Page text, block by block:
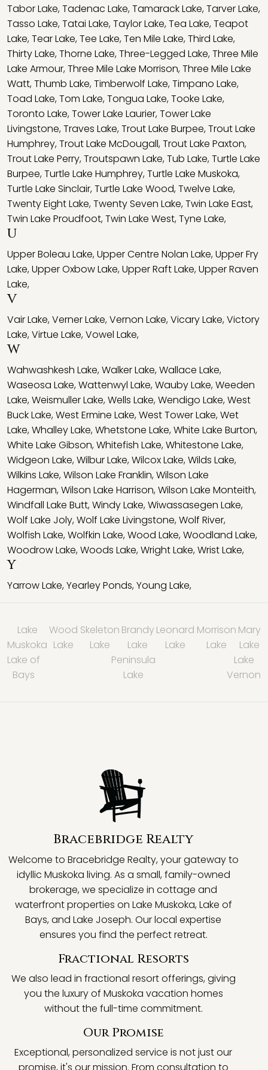
Tabor Lake,Tadenac Lake,Tamarack Lake,Tarver Lake,
Tasso Lake,Tatai Lake,Taylor Lake,Tea Lake,Teapot
Lake,Tear Lake,Tee Lake,Ten Mile Lake,Third Lake,
Thirty Lake,Thorne Lake,Three-Legged Lake,Three Mile
Lake Armour,Three Mile Lake Morrison,Three Mile Lake
Watt,Thumb Lake,Timberwolf Lake,Timpano Lake,
Toad Lake,Tom Lake,Tongua Lake,Tooke Lake,
Toronto Lake,Tower Lake Laurier,Tower Lake
Livingstone,Traves Lake,Trout Lake Burpee,Trout Lake
Humphrey,Trout Lake McDougall,Trout Lake Paxton,
Trout Lake Perry,Troutspawn Lake,Tub Lake,Turtle Lake
Burpee,Turtle Lake Humphrey,Turtle Lake Muskoka,
Turtle Lake Sinclair,Turtle Lake Wood,Twelve Lake,
Twenty Eight Lake,Twenty Seven Lake,Twin Lake East,
Twin Lake Proudfoot,Twin Lake West,Tyne Lake,
U
Upper Boleau Lake,Upper Centre Nolan Lake,Upper Fry
Lake,Upper Oxbow Lake,Upper Raft Lake,Upper Raven
Lake,
V
Vair Lake,Verner Lake,Vernon Lake,Vicary Lake,Victory
Lake,Virtue Lake,Vowel Lake,
W
Wahwashkesh Lake,Walker Lake,Wallace Lake,
Waseosa Lake,Wattenwyl Lake,Wauby Lake,Weeden
Lake,Weismuller Lake,Wells Lake,Wendigo Lake,West
Buck Lake,West Ermine Lake,West Tower Lake,Wet
Lake,Whalley Lake,Whetstone Lake,White Lake Burton,
White Lake Gibson,Whitefish Lake,Whitestone Lake,
Widgeon Lake,Wilbur Lake,Wilcox Lake,Wilds Lake,
Wilkins Lake,Wilson Lake Franklin,Wilson Lake
Hagerman,Wilson Lake Harrison,Wilson Lake Monteith,
Windfall Lake Butt,Windy Lake,Wiwassasegen Lake,
Wolf Lake Joly,Wolf Lake Livingstone,Wolf River,
Wolfish Lake,Wolfkin Lake,Wood Lake,Woodland Lake,
Woodrow Lake,Woods Lake,Wright Lake,Wrist Lake,
Y
Yarrow Lake,Yearley Ponds,Young Lake,
Lake
Muskoka
Wood
Lake
Skeleton
Lake
Brandy
Lake
Leonard
Lake
Morrison
Lake
Mary
Lake
Lake of
Bays
Peninsula
Lake
Lake
Vernon
Bracebridge Realty
Welcome to Bracebridge Realty, your gateway to
idyllic Muskoka living. As a small, family-owned
brokerage, we specialize in cottage and
waterfront properties on Lake Muskoka, Lake of
Bays, and Lake Joseph. Our local expertise
ensures you find the perfect retreat.
Fractional Resorts
We also lead in fractional resort offerings, giving
you the luxury of Muskoka vacation homes
without the full-time commitment.
Our Promise
Exceptional, personalized service is not just our